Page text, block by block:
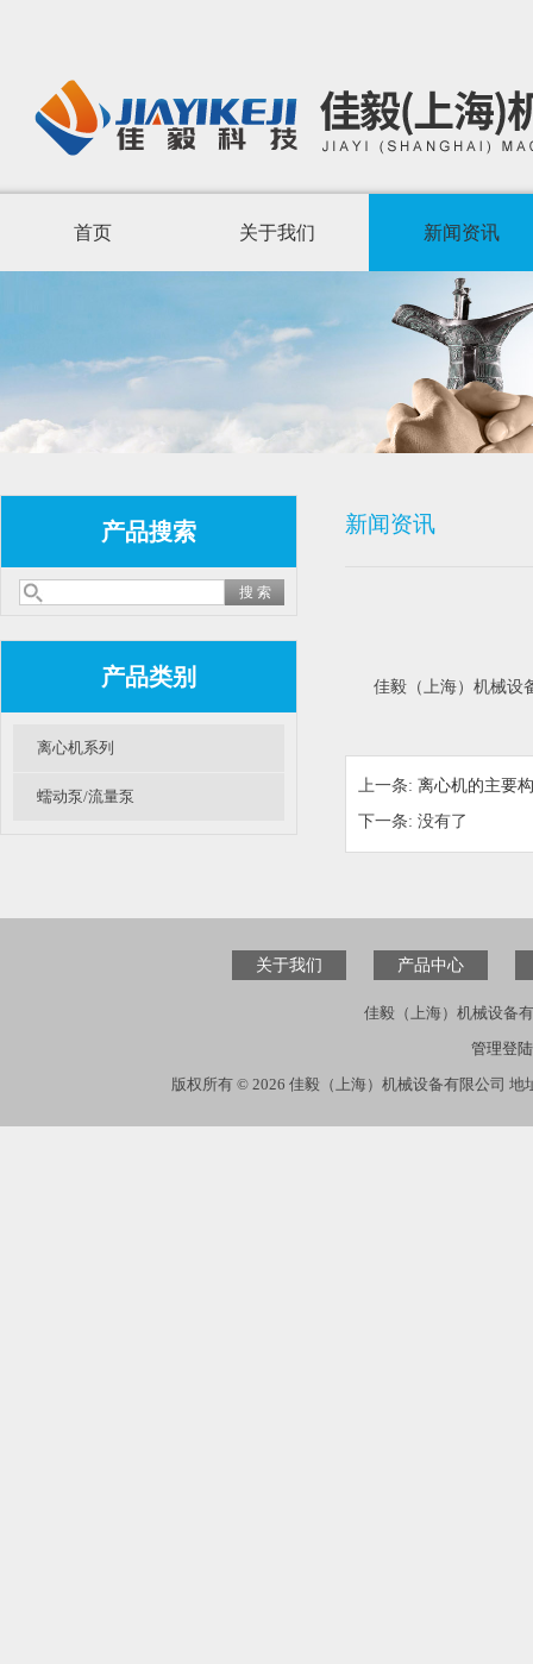
首页 关于我们 新闻资讯
产品搜索
产品类别
离心机系列
蠕动泵/流量泵
新闻资讯
佳毅（上海）机械设
上一条: 离心机的主要
下一条: 没有了
关于我们 产品中心
佳毅（上海）机械设备
管理登陆
版权所有 © 2026 佳毅（上海）机械设备有限公司